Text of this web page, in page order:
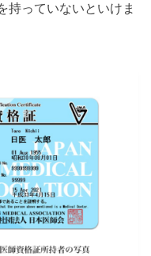
持っていないといけま